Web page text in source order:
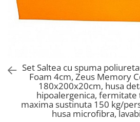
Saltele Pocket
Saltele cu arcuri impachetate
Saltele Memory Pocket
Saltele cu plasa arcuri
Saltele cu spuma
Saltele cu spuma
Noptiere
Paturi
Scaune pentru living
Seturi comode living si vitrine
Mobila living
Comode living
Scaune birou
Scaune birou copii
Scaune resigilate
Scaune gradinita
Scaune conferinta
Set Saltea cu spuma
Foam 4cm, Zeus Memory
180x200x20cm, husa
hipoalergenica, fermitate
maxima sustinuta 150 kg/
husa microfibra,